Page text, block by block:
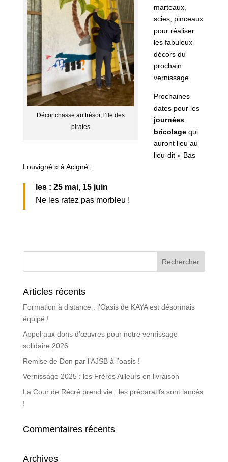
Décor chasse au trésor, l’ile des
pirates
marteaux,
scies, pinceaux
pour réaliser
les fabuleux
décors du
prochain
vernissage.
Prochaines
dates pour les
journées
bricolagequi
auront lieu au
lieu-dit « Bas
Louvigné » à Acigné :
les : 25 mai, 15 juin
Ne les ratez pas morbleu !
Articles récents
Formation à distance : l’Oasis de KAYA est désormais
équipé !
Appel aux dons d’œuvres pour notre vernissage
solidaire 2026
Remise de Don par l’AJSB à l’oasis !
Vernissage 2025 : les Frères Ailleurs en livraison
La Cour de Récré prend vie : les préparatifs sont lancés
!
Commentaires récents
Archives